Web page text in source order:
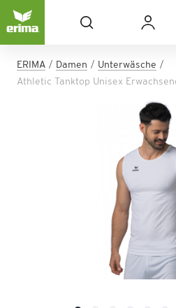
ERIMA Damen
Unterwäsche
Athletic Tanktop Unisex